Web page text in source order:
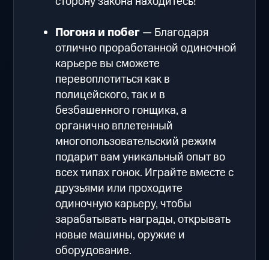
Погоня и побег— Благодаря
отлично проработанной одиночной
карьере вы сможете
перевоплотиться как в
полицейского, так и в
безбашенного гонщика, а
органично вплетенный
многопользовательский режим
подарит вам уникальный опыт во
всех типах гонок. Играйте вместе с
друзьями или проходите
одиночную карьеру, чтобы
зарабатывать награды, открывать
новые машины, оружие и
оборудование.